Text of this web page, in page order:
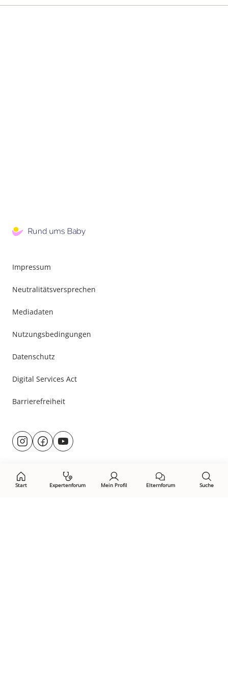
Start Expertenforum Mein Profil Elternforum Suche
Impressum
Neutralitätsversprechen
Mediadaten
Nutzungsbedingungen
Datenschutz
Digital Services Act
Barrierefreiheit
Besuche
uns@rund.ums.baby
facebook.com/rundumsbaby.de
youtube.com/@rundumsbaby_